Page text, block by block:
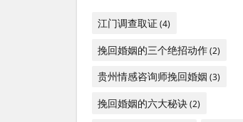
江门调查取证 (4)
挽回婚姻的三个绝招动作(2)
贵州情感咨询师挽回婚姻 (3)
挽回婚姻的六大秘诀(2)